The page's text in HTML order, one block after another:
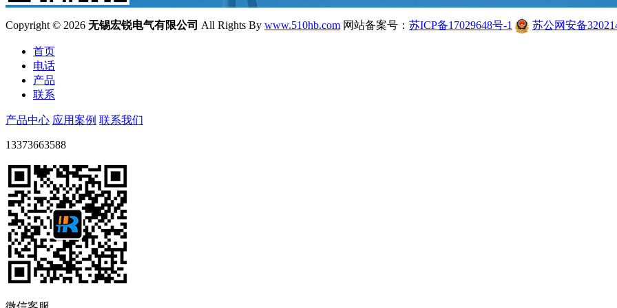
Copyright © 2026 无锡宏锐电气有限公司 All Rights By www.510hb.com 网站备案号： 苏ICP备17029648号-1 苏公网安备
首页
电话
产品
联系
产品中心 应用案例 联系我们
13373663588